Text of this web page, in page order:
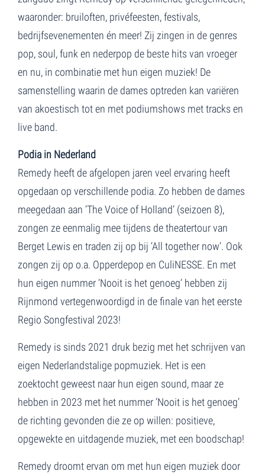
waaronder: bruiloften, privéfeesten, festivals,
bedrijfsevenementen én meer! Zij zingen in de genres
pop, soul, funk en nederpop de beste hits van vroeger
en nu, in combinatie met hun eigen muziek! De
samenstelling waarin de dames optreden kan variëren
van akoestisch tot en met podiumshows met tracks en
live band.
Podia in Nederland
Remedy heeft de afgelopen jaren veel ervaring heeft
opgedaan op verschillende podia. Zo hebben de dames
meegedaan aan ‘The Voice of Holland’ (seizoen 8),
zongen ze eenmalig mee tijdens de theatertour van
Berget Lewis en traden zij op bij ‘All together now’. Ook
zongen zij op o.a. Opperdepop en CuliNESSE. En met
hun eigen nummer ‘Nooit is het genoeg’ hebben zij
Rijnmond vertegenwoordigd in de finale van het eerste
Regio Songfestival 2023!
Remedy is sinds 2021 druk bezig met het schrijven van
eigen Nederlandstalige popmuziek. Het is een
zoektocht geweest naar hun eigen sound, maar ze
hebben in 2023 met het nummer ‘Nooit is het genoeg’
de richting gevonden die ze op willen: positieve,
opgewekte en uitdagende muziek, met een boodschap!
Remedy droomt ervan om met hun eigen muziek door